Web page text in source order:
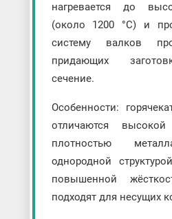
нагревается до
(около 1200 °C) и
систему валков
придающих
сечение.
Особенности:
отличаются
плотностью
однородной
повышенной
подходят для несущих